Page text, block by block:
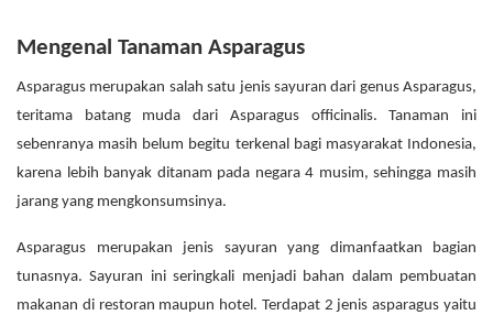
Mengenal Tanaman Asparagus
Asparagus merupakan salah satu jenis sayuran dari genus Asparagus,
teritama batang muda dari Asparagus officinalis. Tanaman ini
sebenranya masih belum begitu terkenal bagi masyarakat Indonesia,
karena lebih banyak ditanam pada negara 4 musim, sehingga masih
jarang yang mengkonsumsinya.
Asparagus merupakan jenis sayuran yang dimanfaatkan bagian
tunasnya. Sayuran ini seringkali menjadi bahan dalam pembuatan
makanan di restoran maupun hotel. Terdapat 2 jenis asparagus yaitu